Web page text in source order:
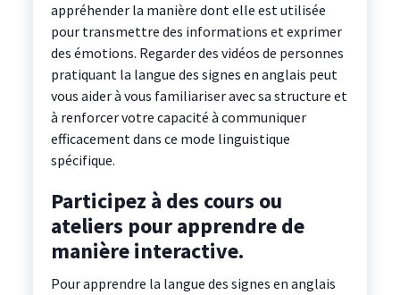
appréhender la manière dont elle est utilisée
pour transmettre des informations et exprimer
des émotions. Regarder des vidéos de personnes
pratiquant la langue des signes en anglais peut
vous aider à vous familiariser avec sa structure et
à renforcer votre capacité à communiquer
efficacement dans ce mode linguistique
spécifique.
Participez à des cours ou
ateliers pour apprendre de
manière interactive.
Pour apprendre la langue des signes en anglais